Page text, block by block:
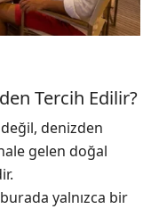
Tercih Edilir?
değil, denizden
gelen doğal
yalnızca bir